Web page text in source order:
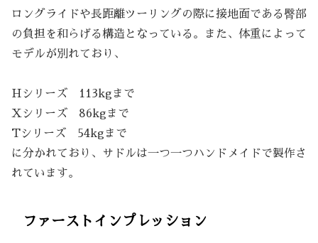
ロングライドや長距離ツーリングの際に接地面である臀部
の負担を和らげる構造となっている。また、体重によって
モデルが別れており、
Hシリーズ 113kgまで
Xシリーズ 86kgまで
Tシリーズ 54kgまで
に分かれており、サドルは一つ一つハンドメイドで製作さ
れています。
ファーストインプレッション